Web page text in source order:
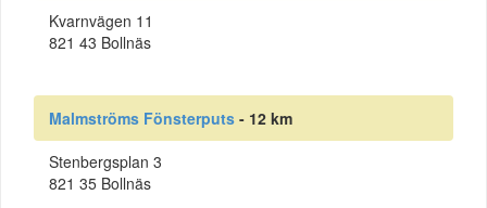
Kvarnvägen 11
821 43 Bollnäs
Malmströms Fönsterputs - 12 km
Stenbergsplan 3
821 35 Bollnäs